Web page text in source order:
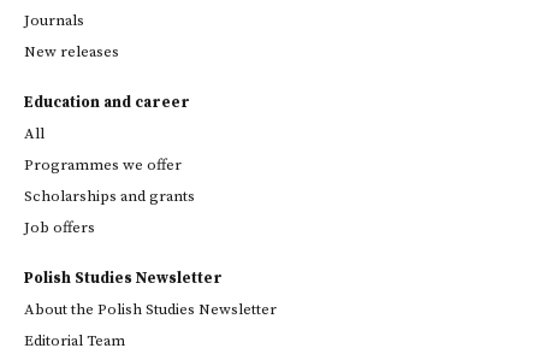
Journals
New releases
Education and career
All
Programmes we offer
Scholarships and grants
Job offers
Polish Studies Newsletter
About the Polish Studies Newsletter
Editorial Team